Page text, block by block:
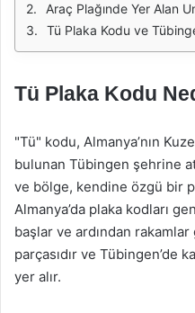
Araç Plağınde Yer Alan
Tü Plaka Kodu ve
Tü Plaka Kodu
"Tü" kodu, Almanya’nın
bulunan Tübingen şehrine
ve bölge, kendine özgü bir
Almanya’da plaka kodları
başlar ve ardından
parçasıdır ve Tübingen’de
yer alır.